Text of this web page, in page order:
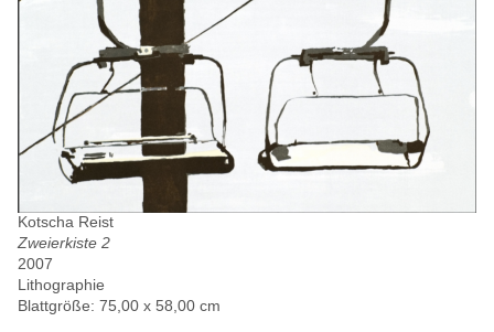
Kotscha Reist
Zweierkiste 2
2007
Lithographie
Blattgröße: 75,00 x 58,00 cm